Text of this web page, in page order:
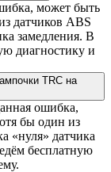
может быть
датчиков ABS
замедления. В
диагностику и
TRC на
ошибка,
бы один из
«нуля» датчика
бесплатную